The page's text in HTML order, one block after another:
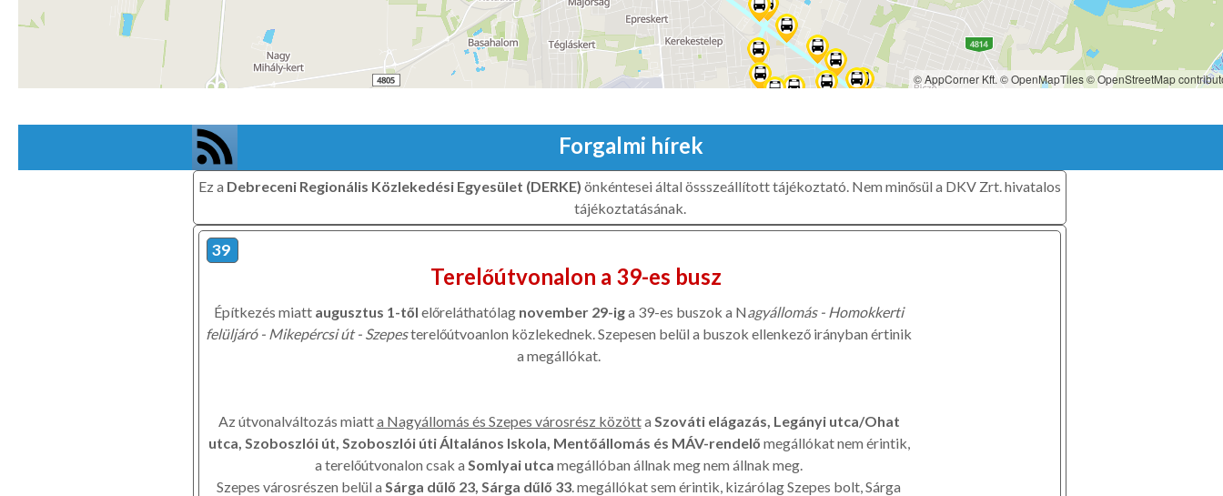
© AppCorner Kft.© OpenMapTiles© OpenStreetMap
Forgalmi hírek
Ez a Debreceni Regionális Közlekedési Egyesület (DERKE) önkéntesei által össszeállított tájékoztató. Nem minősül a DKV Zrt. hivatalos
tájékoztatásának.
39
Terelőútvonalon a 39-es busz
Építkezés miatt augusztus 1-től előreláthatólag november 29-iga 39-es buszok a Nagyállomás - Homokkerti
felüljáró - Mikepércsi út - Szepesterelőútvoanlon közlekednek. Szepesen belül a buszok ellenkező irányban értinik
a megállókat.
Az útvonalváltozás miatta Nagyállomás és Szepes városrész közötta Szováti elágazás, Legányi utca/Ohat
utca, Szoboszlói út, Szoboszlói úti Általános Iskola, Mentőállomás és MÁV-rendelő megállókat nem érintik,
a terelőútvonalon csak a Somlyai utca megállóban állnak meg nem állnak meg.
Szepes városrészen belül a Sárga dűlő 23, Sárga dűlő 33. megállókat sem érintik, kizárólag Szepes bolt, Sárga